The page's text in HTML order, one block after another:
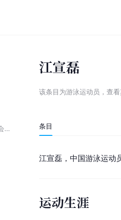
广东省第十四届运动会东莞市游泳队参赛运动员名单
江宣磊
该条目为游泳运动员 ， 查看
条目
江宣磊，中国游泳运动
运动生涯